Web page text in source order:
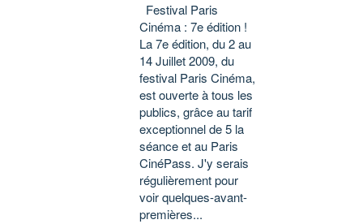
Festival Paris
Cinéma : 7e édition !
La 7e édition, du 2 au
14 Juillet 2009, du
festival Paris Cinéma,
est ouverte à tous les
publics, grâce au tarif
exceptionnel de 5 la
séance et au Paris
CinéPass. J'y serais
régulièrement pour
voir quelques-avant-
premières...